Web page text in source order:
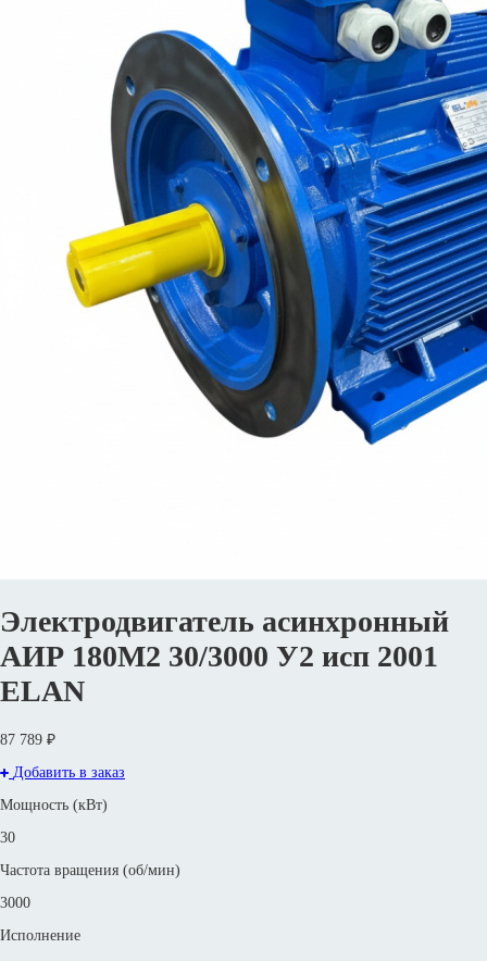
Электродвигатель асинхронный
АИР 180М2 30/3000 У2 исп 2001
ELAN
87 789 ₽
Добавить в заказ
Мощность (кВт)
30
Частота вращения (об/мин)
3000
Исполнение